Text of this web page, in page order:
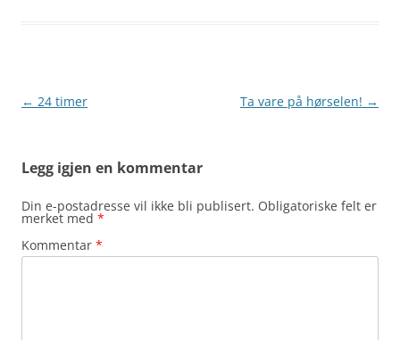
Innleggsnavigasjon
← 24 timer Ta vare på hørselen! →
Legg igjen en kommentar
Din e-postadresse vil ikke bli publisert. Obligatoriske felt er
merket med *
Kommentar *